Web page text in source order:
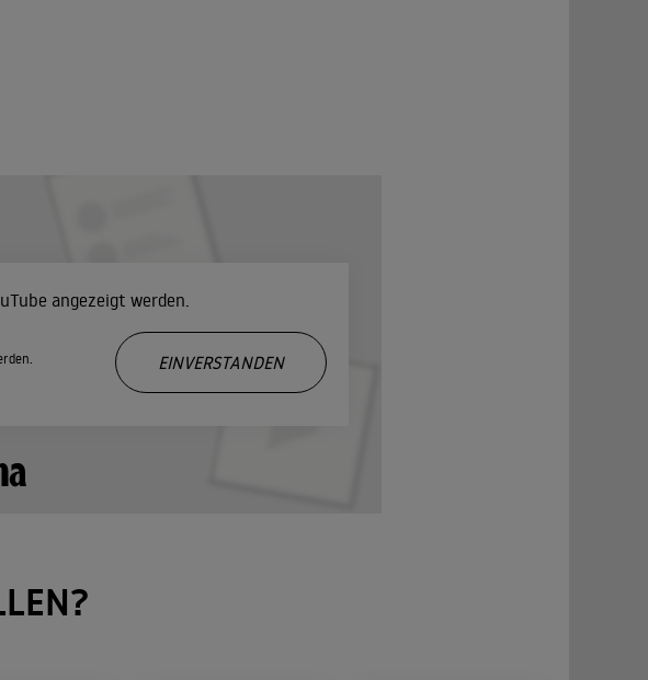
angezeigt werden.
EINVERSTANDEN